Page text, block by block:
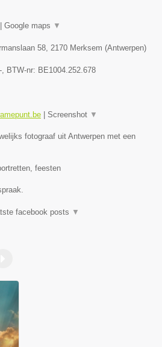
Google maps ▼
58, 2170 Merksem (Antwerpen)
-, BTW-nr: BE1004.252.678
Screenshot ▼
fotograaf uit Antwerpen met een
feesten
facebook posts ▼